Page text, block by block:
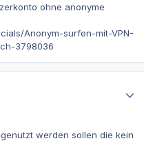
ohne anonyme
Anonym-surfen-mit-VPN-
3798036
werden sollen die kein